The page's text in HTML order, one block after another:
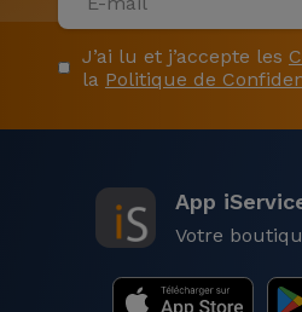
J’ai lu et j’accepte les
la Politique de
App
Votre